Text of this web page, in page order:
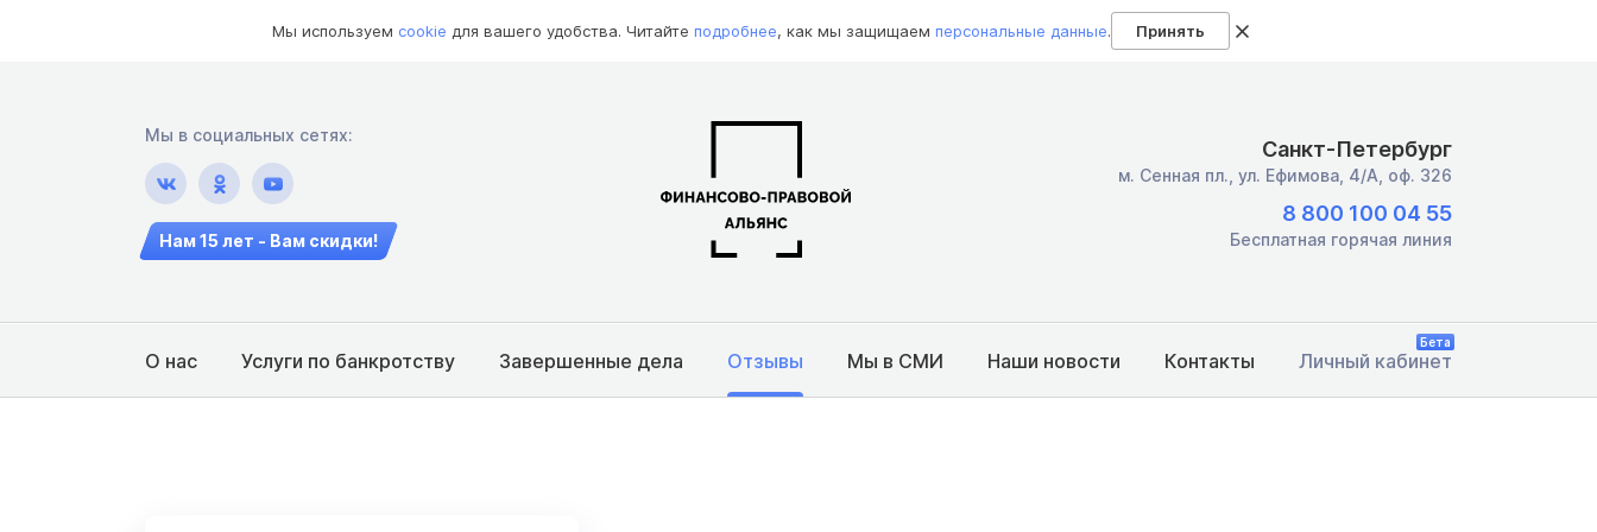
Мы используем cookie для вашего удобства. Читайте подробнее, как мы защищаем персональные данные. Принять
Мы в социальных сетях:
Нам 15 лет - Вам скидки!
Санкт-Петербург
м. Сенная пл., ул. Ефимова, 4/А, оф. 326
8 800 100 04 55
Бесплатная горячая линия
О нас Услуги по банкротству Завершенные дела Отзывы Мы в СМИ Наши новости Контакты Личный кабинет
Бета